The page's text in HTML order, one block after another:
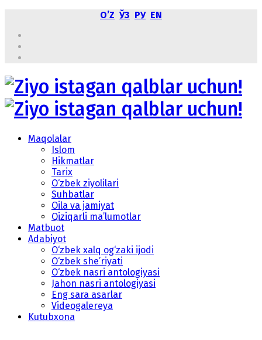
OʼZ ЎЗ РУ EN
Maqolalar
Islom
Hikmatlar
Tarix
O‘zbek ziyolilari
Suhbatlar
Oila va jamiyat
Qiziqarli ma’lumotlar
Matbuot
Adabiyot
O‘zbek xalq og‘zaki ijodi
O‘zbek she’riyati
O‘zbek nasri antologiyasi
Jahon nasri antologiyasi
Eng sara asarlar
Videogalereya
Kutubxona